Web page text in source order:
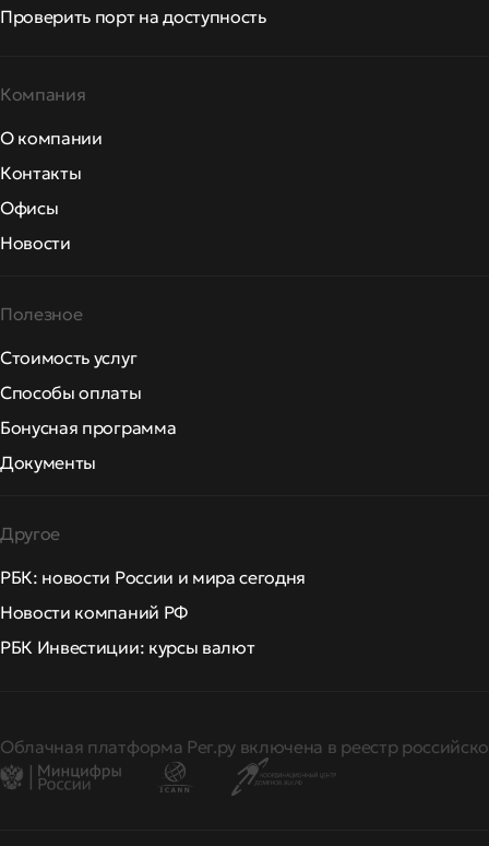
Проверить порт на доступность
Компания
О компании
Контакты
Офисы
Новости
Полезное
Стоимость услуг
Способы оплаты
Бонусная программа
Документы
Другое
РБК: новости России и мира сегодня
Новости компаний РФ
РБК Инвестиции: курсы валют
Облачная платформа Рег.ру включена в реестр